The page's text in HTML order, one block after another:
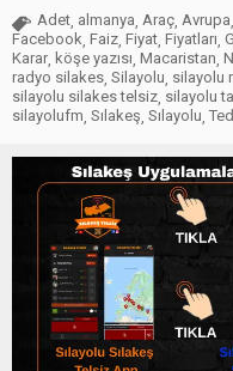
Adet, almanya, Araç, Avrupa,
Facebook, Faiz, Fiyat, Fiyatları,
Karar, köşe yazısı, Macaristan,
radyo silakes, Silayolu, silayolu
silayolu silakes telsiz, silayolu
silayolufm, Sılakeş, Sılayolu,